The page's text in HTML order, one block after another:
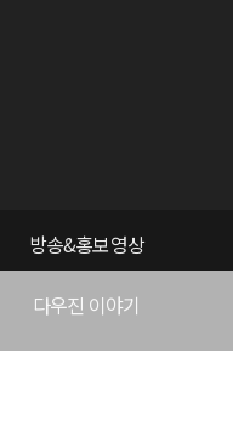
방송&홍보영상
다우진 이야기